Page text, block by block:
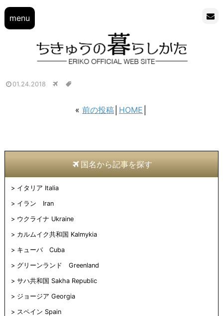
menu
01.24.2018
« 前の投稿 HOME
国名から記事を探す
イタリア Italia
イラン Iran
ウクライナ Ukraine
カルムイク共和国 Kalmykia
キューバ Cuba
グリーンランド Greenland
サハ共和国 Sakha Republic
ジョージア Georgia
スペイン Spain